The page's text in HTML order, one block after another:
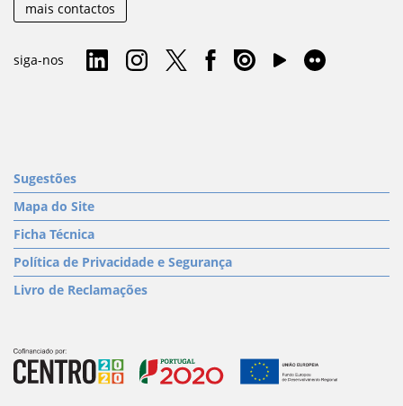
mais contactos
siga-nos
Sugestões
Mapa do Site
Ficha Técnica
Política de Privacidade e Segurança
Livro de Reclamações